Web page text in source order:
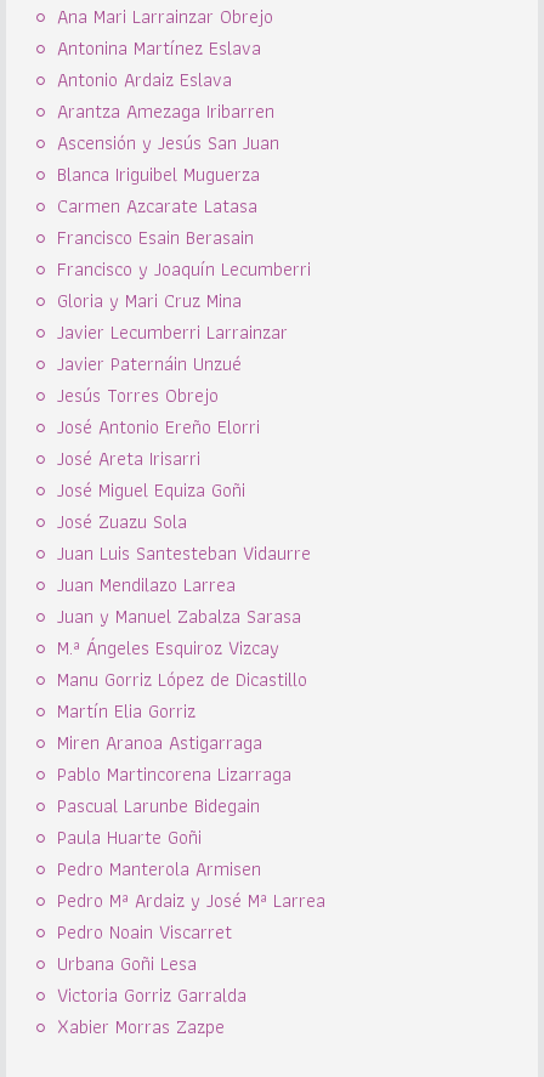
Ana Mari Larrainzar Obrejo
Antonina Martínez Eslava
Antonio Ardaiz Eslava
Arantza Amezaga Iribarren
Ascensión y Jesús San Juan
Blanca Iriguibel Muguerza
Carmen Azcarate Latasa
Francisco Esain Berasain
Francisco y Joaquín Lecumberri
Gloria y Mari Cruz Mina
Javier Lecumberri Larrainzar
Javier Paternáin Unzué
Jesús Torres Obrejo
José Antonio Ereño Elorri
José Areta Irisarri
José Miguel Equiza Goñi
José Zuazu Sola
Juan Luis Santesteban Vidaurre
Juan Mendilazo Larrea
Juan y Manuel Zabalza Sarasa
M.ª Ángeles Esquiroz Vizcay
Manu Gorriz López de Dicastillo
Martín Elia Gorriz
Miren Aranoa Astigarraga
Pablo Martincorena Lizarraga
Pascual Larunbe Bidegain
Paula Huarte Goñi
Pedro Manterola Armisen
Pedro Mª Ardaiz y José Mª Larrea
Pedro Noain Viscarret
Urbana Goñi Lesa
Victoria Gorriz Garralda
Xabier Morras Zazpe